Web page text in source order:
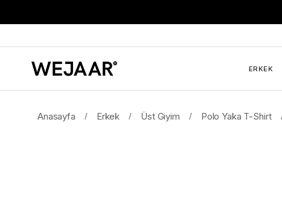
ERKEK
Anasayfa Erkek Üst Giyim Polo Yaka T-Shirt